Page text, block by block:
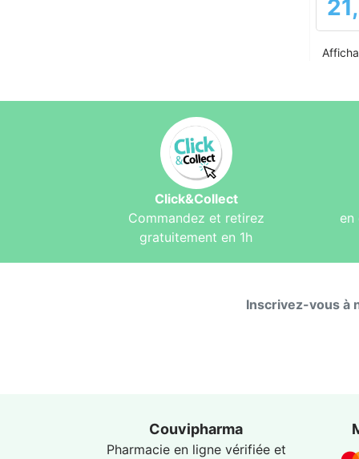
Prix
Click&Collect
Commandez et retirez
gratuitement en 1h
en
Inscrivez-vous à
Couvipharma
Pharmacie en ligne vérifiée et